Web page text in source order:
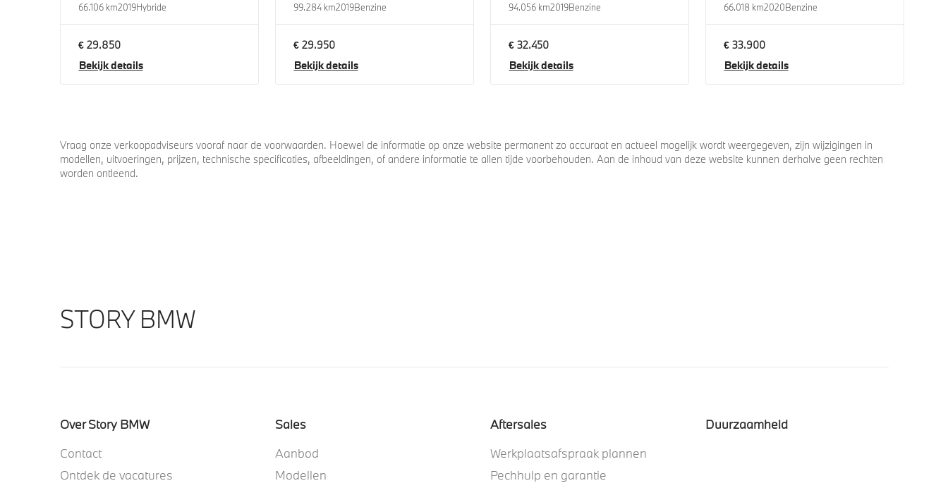
66.106 km2019Hybride
€ 29.850
Bekijk details
99.284 km2019Benzine
€ 29.950
Bekijk details
94.056 km2019Benzine
€ 32.450
Bekijk details
66.018 km2020Benzine
€ 33.900
Bekijk details
Vraag onze verkoopadviseurs vooraf naar de voorwaarden. Hoewel de informatie op onze website permanent zo accuraat en actueel mogelijk wordt weergegeven, zijn wijzigingen in
modellen, uitvoeringen, prijzen, technische specificaties, afbeeldingen, of andere informatie te allen tijde voorbehouden. Aan de inhoud van deze website kunnen derhalve geen rechten
worden ontleend.
STORY BMW
Over Story BMW
Contact
Ontdek de vacatures
Sales
Aanbod
Modellen
Aftersales
Werkplaatsafspraak plannen
Pechhulp en garantie
Duurzaamheid